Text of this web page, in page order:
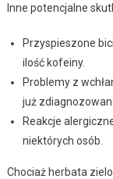
Inne potencjalne
Przyspieszone
ilość kofeiny.
Problemy z
już
Reakcje
niektórych osób.
Chociaż herbata